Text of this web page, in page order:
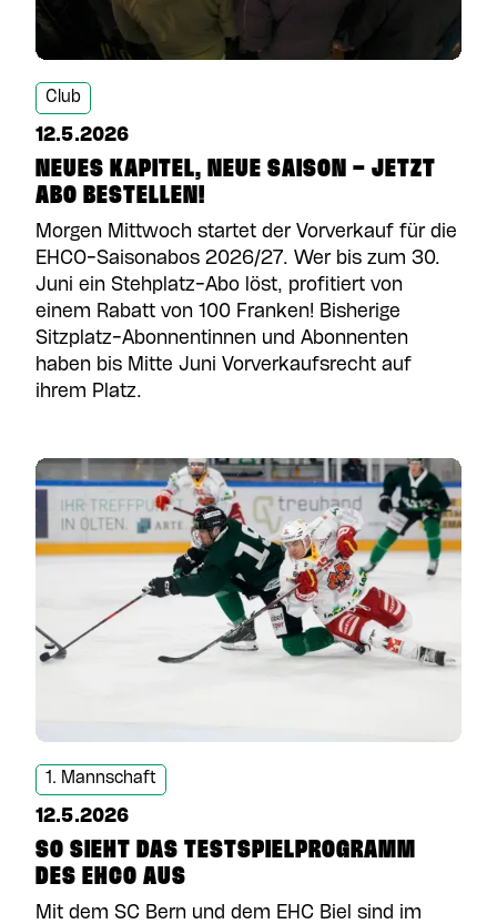
Club
12.5.2026
NEUES KAPITEL, NEUE SAISON – JETZT
ABO BESTELLEN!
Morgen Mittwoch startet der Vorverkauf für die
EHCO-Saisonabos 2026/27. Wer bis zum 30.
Juni ein Stehplatz-Abo löst, profitiert von
einem Rabatt von 100 Franken! Bisherige
Sitzplatz-Abonnentinnen und Abonnenten
haben bis Mitte Juni Vorverkaufsrecht auf
ihrem Platz.
1. Mannschaft
12.5.2026
SO SIEHT DAS TESTSPIELPROGRAMM
DES EHCO AUS
Mit dem SC Bern und dem EHC Biel sind im